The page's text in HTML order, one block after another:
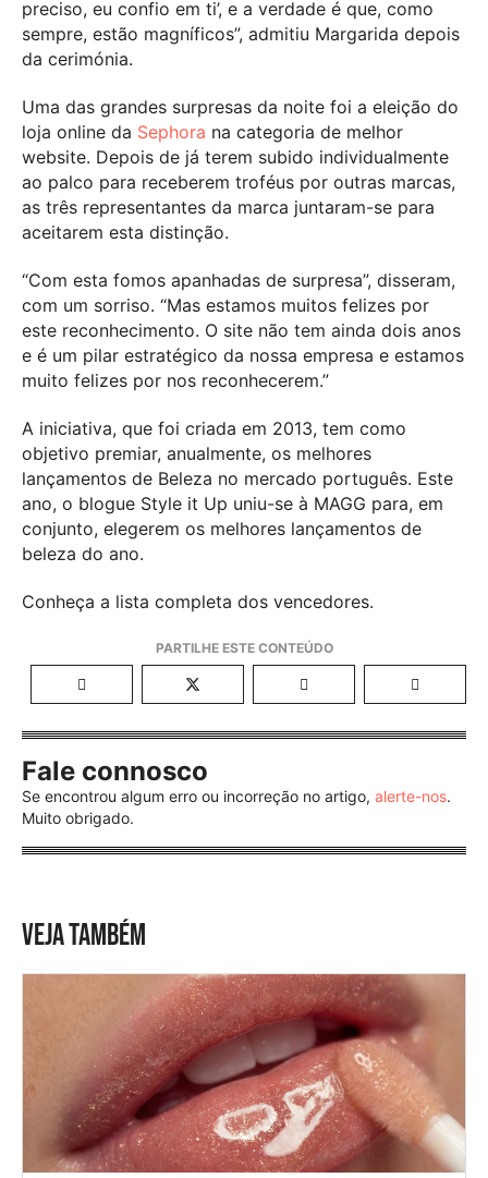
preciso, eu confio em ti’, e a verdade é que, como
sempre, estão magníficos”, admitiu Margarida depois
da cerimónia.
Uma das grandes surpresas da noite foi a eleição do
loja online da Sephora na categoria de melhor
website. Depois de já terem subido individualmente
ao palco para receberem troféus por outras marcas,
as três representantes da marca juntaram-se para
aceitarem esta distinção.
“Com esta fomos apanhadas de surpresa”, disseram,
com um sorriso. “Mas estamos muitos felizes por
este reconhecimento. O site não tem ainda dois anos
e é um pilar estratégico da nossa empresa e estamos
muito felizes por nos reconhecerem.”
A iniciativa, que foi criada em 2013, tem como
objetivo premiar, anualmente, os melhores
lançamentos de Beleza no mercado português. Este
ano, o blogue Style it Up uniu-se à MAGG para, em
conjunto, elegerem os melhores lançamentos de
beleza do ano.
Conheça a lista completa dos vencedores.
Fale connosco
Se encontrou algum erro ou incorreção no artigo, alerte-nos.
Muito obrigado.
VEJA TAMBÉM